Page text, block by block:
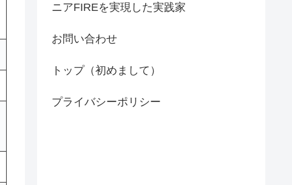
ニアFIREを実現した実践家
お問い合わせ
トップ（初めまして）
プライバシーポリシー